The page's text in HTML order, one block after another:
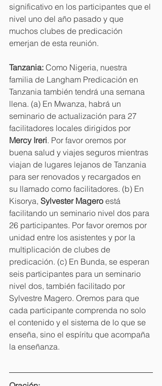
significativo en los participantes que el
nivel uno del año pasado y que
muchos clubes de predicación
emerjan de esta reunión.
Tanzania: Como Nigeria, nuestra
familia de Langham Predicación en
Tanzania también tendrá una semana
llena. (a) En Mwanza, habrá un
seminario de actualización para 27
facilitadores locales dirigidos por
Mercy Ireri. Por favor oremos por
buena salud y viajes seguros mientras
viajan de lugares lejanos de Tanzania
para ser renovados y recargados en
su llamado como facilitadores. (b) En
Kisorya, Sylvester Magero está
facilitando un seminario nivel dos para
26 participantes. Por favor oremos por
unidad entre los asistentes y por la
multiplicación de clubes de
predicación. (c) En Bunda, se esperan
seis participantes para un seminario
nivel dos, también facilitado por
Sylvestre Magero. Oremos para que
cada participante comprenda no solo
el contenido y el sistema de lo que se
enseña, sino el espíritu que acompaña
la enseñanza.